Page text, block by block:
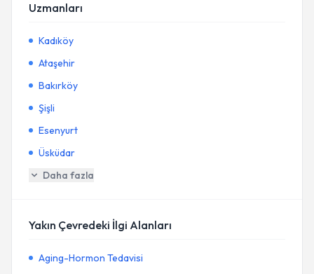
Uzmanları
Kadıköy
Ataşehir
Bakırköy
Şişli
Esenyurt
Üsküdar
Daha fazla
Yakın Çevredeki İlgi Alanları
Aging-Hormon Tedavisi